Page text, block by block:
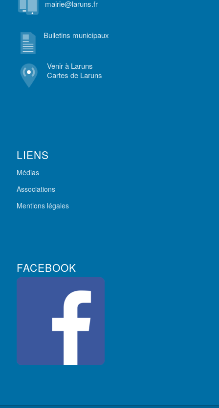
mairie@laruns.fr
Bulletins municipaux
Venir à Laruns
Cartes de Laruns
LIENS
Médias
Associations
Mentions légales
FACEBOOK